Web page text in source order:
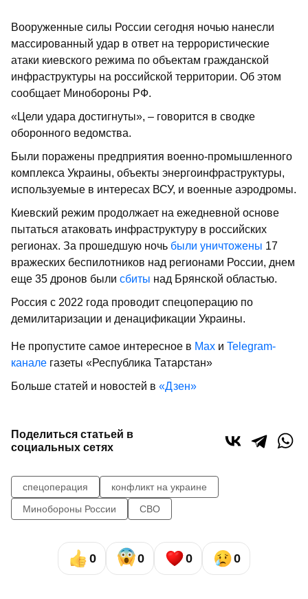
Вооруженные силы России сегодня ночью нанесли
массированный удар в ответ на террористические
атаки киевского режима по объектам гражданской
инфраструктуры на российской территории. Об этом
сообщает Минобороны РФ.
«Цели удара достигнуты», – говорится в сводке
оборонного ведомства.
Были поражены предприятия военно-промышленного
комплекса Украины, объекты энергоинфраструктуры,
используемые в интересах ВСУ, и военные аэродромы.
Киевский режим продолжает на ежедневной основе
пытаться атаковать инфраструктуру в российских
регионах. За прошедшую ночь были уничтожены 17
вражеских беспилотников над регионами России, днем
еще 35 дронов были сбиты над Брянской областью.
Россия с 2022 года проводит спецоперацию по
демилитаризации и денацификации Украины.
Не пропустите самое интересное в Max и Telegram-
канале газеты «Республика Татарстан»
Больше статей и новостей в «Дзен»
Поделиться статьей в
социальных сетях
спецоперация
конфликт на украине
Минобороны России
СВО
0 0 0 0